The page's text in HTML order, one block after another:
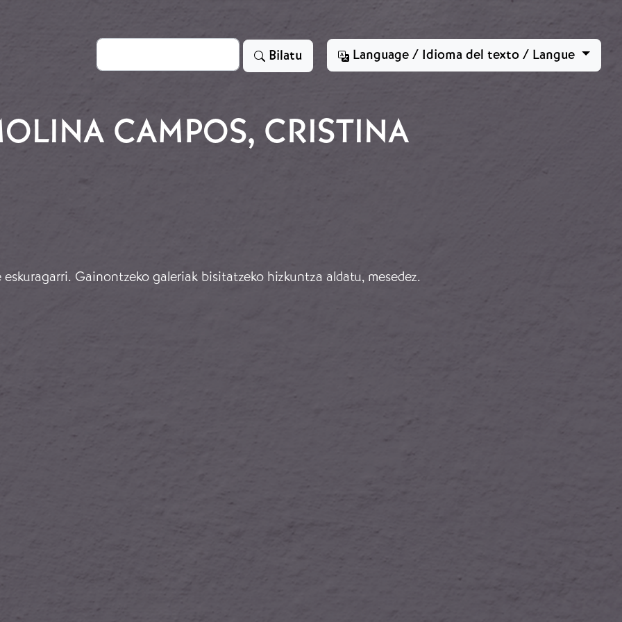
Bilatu Bilatu Language / Idioma del texto / Langue
CAMPOS, CRISTINA
Gainontzeko galeriak bisitatzeko hizkuntza aldatu, mesedez.